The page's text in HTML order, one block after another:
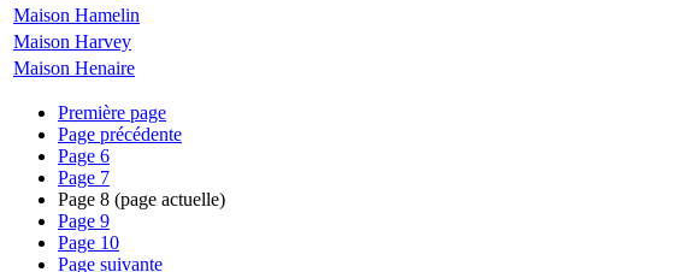
Maison Hamelin
Maison Harvey
Maison Henaire
Première page
Page précédente
Page 6
Page 7
Page 8 (page actuelle)
Page 9
Page 10
Page suivante